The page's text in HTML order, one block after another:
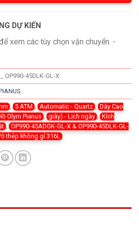
DỰ KIẾN
xem các tùy chọn vận chuyển. -
OP990-45DLK-GL-X
5 ATM Automatic - Quartz
Dây Cao
Olym Pianus giây) - Lịch ngày
Kính
OP990-45ADGK-GL-X & OP990-45DLK-GL-
thép không gỉ 316L